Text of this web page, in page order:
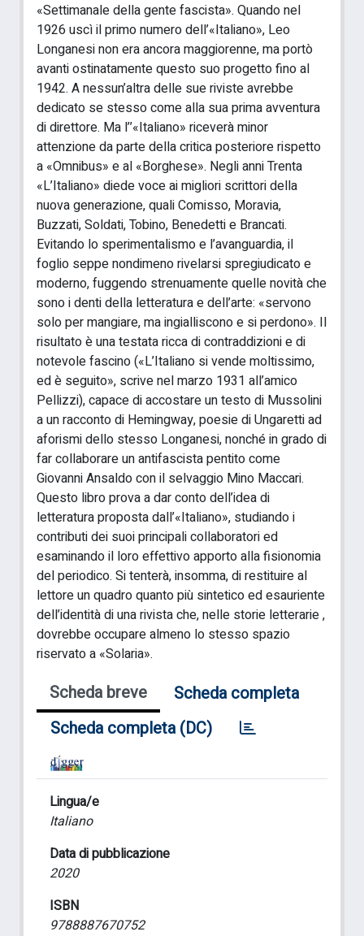
«Settimanale della gente fascista». Quando nel
1926 uscì il primo numero dell’«Italiano», Leo
Longanesi non era ancora maggiorenne, ma portò
avanti ostinatamente questo suo progetto fino al
1942. A nessun’altra delle sue riviste avrebbe
dedicato se stesso come alla sua prima avventura
di direttore. Ma l’’«Italiano» riceverà minor
attenzione da parte della critica posteriore rispetto
a «Omnibus» e al «Borghese». Negli anni Trenta
«L’Italiano» diede voce ai migliori scrittori della
nuova generazione, quali Comisso, Moravia,
Buzzati, Soldati, Tobino, Benedetti e Brancati.
Evitando lo sperimentalismo e l’avanguardia, il
foglio seppe nondimeno rivelarsi spregiudicato e
moderno, fuggendo strenuamente quelle novità che
sono i denti della letteratura e dell’arte: «servono
solo per mangiare, ma ingialliscono e si perdono». Il
risultato è una testata ricca di contraddizioni e di
notevole fascino («L’Italiano si vende moltissimo,
ed è seguito», scrive nel marzo 1931 all’amico
Pellizzi), capace di accostare un testo di Mussolini
a un racconto di Hemingway, poesie di Ungaretti ad
aforismi dello stesso Longanesi, nonché in grado di
far collaborare un antifascista pentito come
Giovanni Ansaldo con il selvaggio Mino Maccari.
Questo libro prova a dar conto dell’idea di
letteratura proposta dall’«Italiano», studiando i
contributi dei suoi principali collaboratori ed
esaminando il loro effettivo apporto alla fisionomia
del periodico. Si tenterà, insomma, di restituire al
lettore un quadro quanto più sintetico ed esauriente
dell’identità di una rivista che, nelle storie letterarie ,
dovrebbe occupare almeno lo stesso spazio
riservato a «Solaria».
Scheda breve
Scheda completa
Scheda completa (DC)
Lingua/e
Italiano
Data di pubblicazione
2020
ISBN
9788887670752